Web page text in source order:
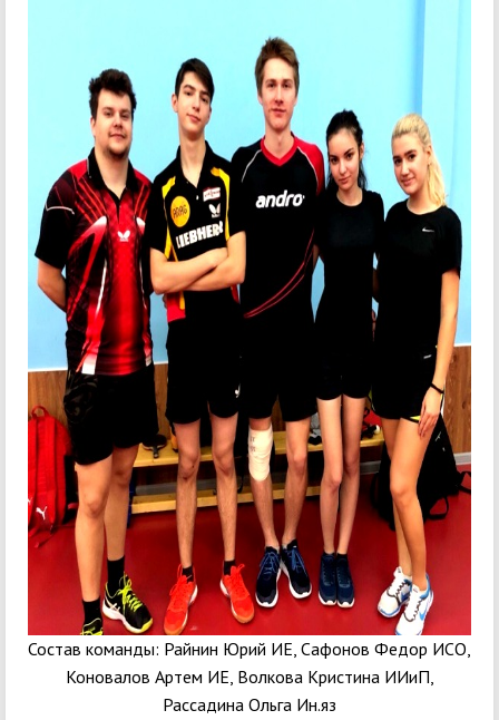
Состав команды: Райнин Юрий ИЕ, Сафонов Федор ИСО,
Коновалов Артем ИЕ, Волкова Кристина ИИиП,
Рассадина Ольга Ин.яз